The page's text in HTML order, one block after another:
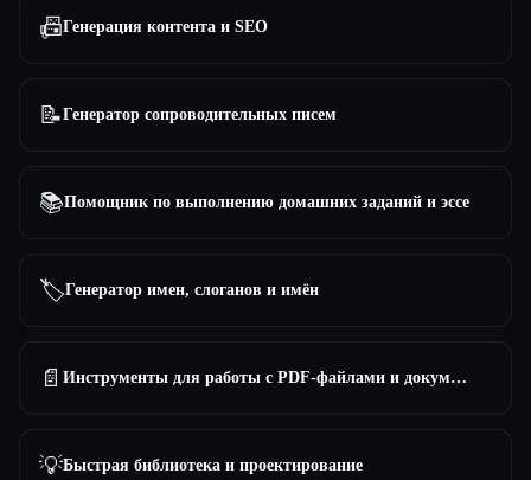
📠Генерация контента и SEO
📝Генератор сопроводительных писем
📚Помощник по выполнению домашних заданий и эссе
🏷️Генератор имен, слоганов и имён
📄 Инструменты для работы с PDF-файлами и документами
💡Быстрая библиотека и проектирование